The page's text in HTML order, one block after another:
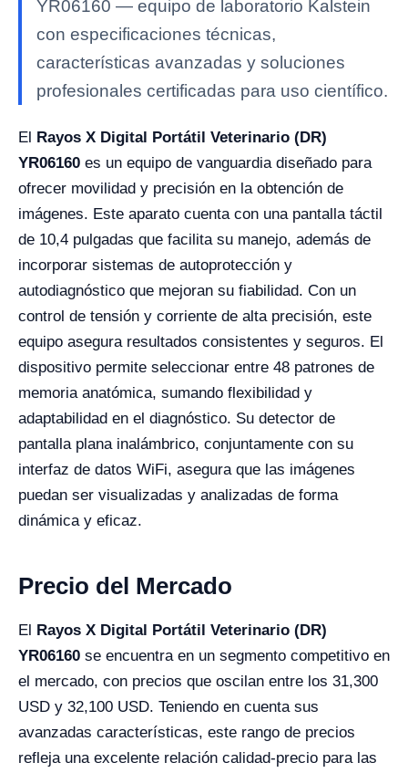
YR06160 — equipo de laboratorio Kalstein
con especificaciones técnicas,
características avanzadas y soluciones
profesionales certificadas para uso científico.
El Rayos X Digital Portátil Veterinario (DR)
YR06160 es un equipo de vanguardia diseñado para
ofrecer movilidad y precisión en la obtención de
imágenes. Este aparato cuenta con una pantalla táctil
de 10,4 pulgadas que facilita su manejo, además de
incorporar sistemas de autoprotección y
autodiagnóstico que mejoran su fiabilidad. Con un
control de tensión y corriente de alta precisión, este
equipo asegura resultados consistentes y seguros. El
dispositivo permite seleccionar entre 48 patrones de
memoria anatómica, sumando flexibilidad y
adaptabilidad en el diagnóstico. Su detector de
pantalla plana inalámbrico, conjuntamente con su
interfaz de datos WiFi, asegura que las imágenes
puedan ser visualizadas y analizadas de forma
dinámica y eficaz.
Precio del Mercado
El Rayos X Digital Portátil Veterinario (DR)
YR06160 se encuentra en un segmento competitivo en
el mercado, con precios que oscilan entre los 31,300
USD y 32,100 USD. Teniendo en cuenta sus
avanzadas características, este rango de precios
refleja una excelente relación calidad-precio para las